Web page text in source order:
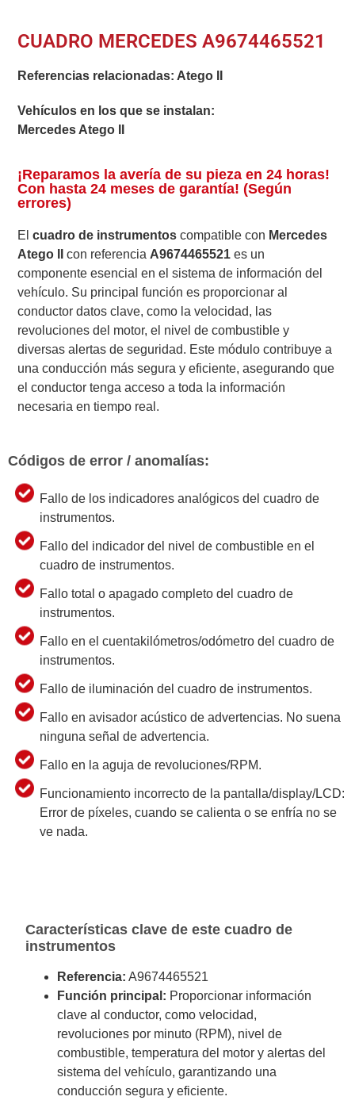
CUADRO MERCEDES A9674465521
Referencias relacionadas: Atego II
Vehículos en los que se instalan:
Mercedes Atego II
¡Reparamos la avería de su pieza en 24 horas!
Con hasta 24 meses de garantía! (Según
errores)
Elcuadro de instrumentos compatible con Mercedes
Atego IIcon referencia A9674465521 es un
componente esencial en el sistema de información del
vehículo. Su principal función es proporcionar al
conductor datos clave, como la velocidad, las
revoluciones del motor, el nivel de combustible y
diversas alertas de seguridad. Este módulo contribuye a
una conducción más segura y eficiente, asegurando que
el conductor tenga acceso a toda la información
necesaria en tiempo real.
Códigos de error / anomalías:
Fallo de los indicadores analógicos del cuadro de
instrumentos.
Fallo del indicador del nivel de combustible en el
cuadro de instrumentos.
Fallo total o apagado completo del cuadro de
instrumentos.
Fallo en el cuentakilómetros/odómetro del cuadro de
instrumentos.
Fallo de iluminación del cuadro de instrumentos.
Fallo en avisador acústico de advertencias. No suena
ninguna señal de advertencia.
Fallo en la aguja de revoluciones/RPM.
Funcionamiento incorrecto de la pantalla/display/LCD:
Error de píxeles, cuando se calienta o se enfría no se
ve nada.
Características clave de este cuadro de
instrumentos
Referencia: A9674465521
Función principal: Proporcionar información
clave al conductor, como velocidad,
revoluciones por minuto (RPM), nivel de
combustible, temperatura del motor y alertas del
sistema del vehículo, garantizando una
conducción segura y eficiente.